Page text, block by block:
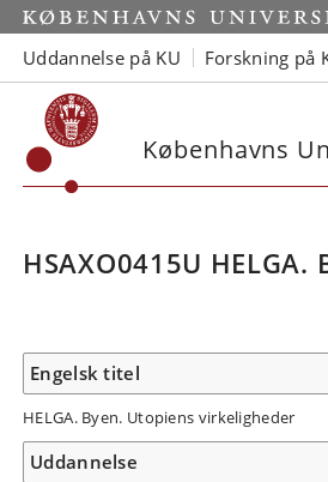
Uddannelse på KU Forskning på
Københavns
HSAXO0415U
Engelsk titel
HELGA. Byen. Utopiens virkeligheder
Uddannelse